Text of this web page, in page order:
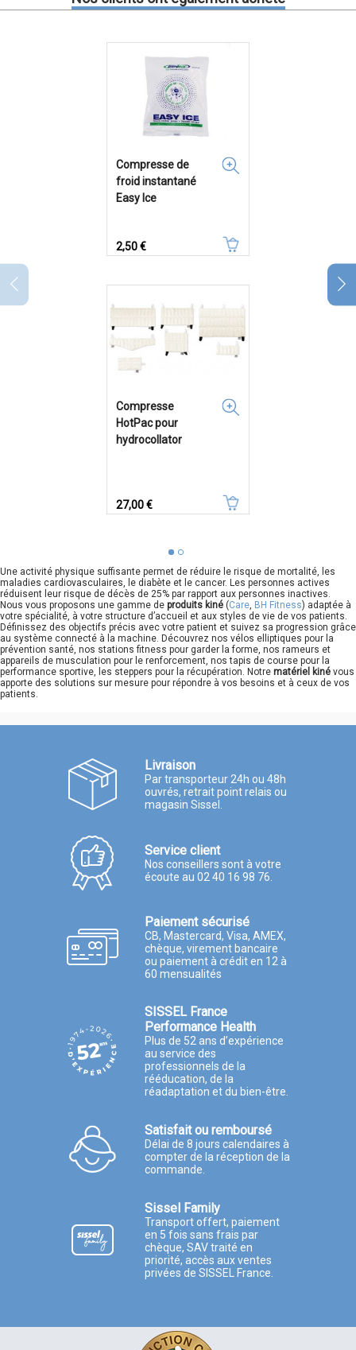
Compresse de
froid instantané
Easy Ice
Prix
2,50 €
Compresse
HotPac pour
hydrocollator
Prix
27,00 €
Une activité physique suffisante permet de réduire le risque de mortalité, les
maladies cardiovasculaires, le diabète et le cancer. Les personnes actives
réduisent leur risque de décès de 25% par rapport aux personnes inactives.
Nous vous proposons une gamme de produits kiné (Care, BH Fitness) adaptée à
votre spécialité, à votre structure d’accueil et aux styles de vie de vos patients.
Définissez des objectifs précis avec votre patient et suivez sa progression grâce
au système connecté à la machine. Découvrez nos vélos elliptiques pour la
prévention santé, nos stations fitness pour garder la forme, nos rameurs et
appareils de musculation pour le renforcement, nos tapis de course pour la
performance sportive, les steppers pour la récupération. Notre matériel kiné vous
apporte des solutions sur mesure pour répondre à vos besoins et à ceux de vos
patients.
Livraison
Par transporteur 24h ou 48h
ouvrés, retrait point relais ou
magasin Sissel.
Service client
Nos conseillers sont à votre
écoute au 02 40 16 98 76.
Paiement sécurisé
CB, Mastercard, Visa, AMEX,
chèque, virement bancaire
ou paiement à crédit en 12 à
60 mensualités
SISSEL France
Performance Health
Plus de 52 ans d’expérience
au service des
professionnels de la
rééducation, de la
réadaptation et du bien-être.
Satisfait ou remboursé
Délai de 8 jours calendaires à
compter de la réception de la
commande.
Sissel Family
Transport offert, paiement
en 5 fois sans frais par
chèque, SAV traité en
priorité, accès aux ventes
privées de SISSEL France.